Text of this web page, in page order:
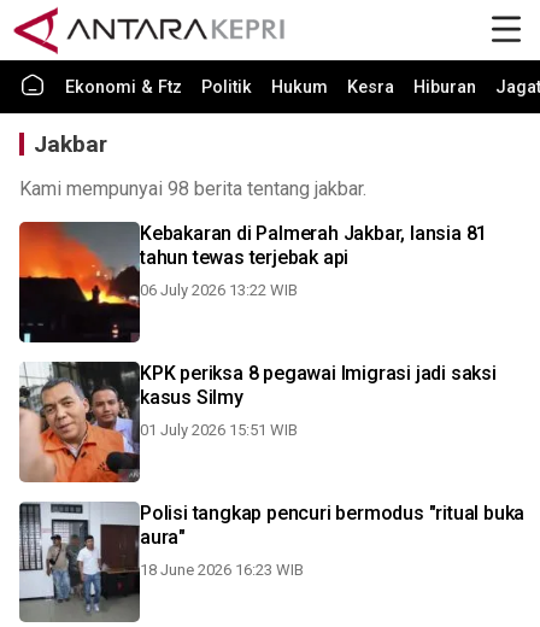
Ekonomi & Ftz Politik Hukum Kesra Hiburan Jagat
Jakbar
Kami mempunyai 98 berita tentang jakbar.
Kebakaran di Palmerah Jakbar, lansia 81
tahun tewas terjebak api
06 July 2026 13:22 WIB
KPK periksa 8 pegawai Imigrasi jadi saksi
kasus Silmy
01 July 2026 15:51 WIB
Polisi tangkap pencuri bermodus "ritual buka
aura"
18 June 2026 16:23 WIB